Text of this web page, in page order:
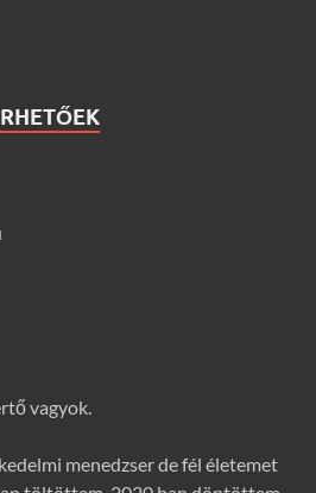
vagyok.
menedzser de fél életemet